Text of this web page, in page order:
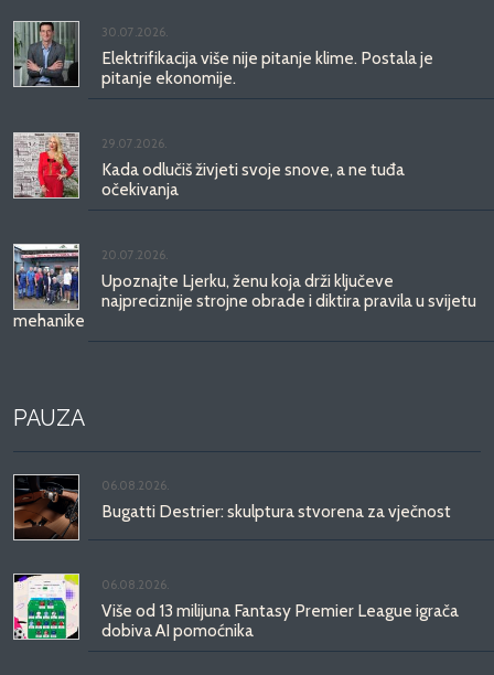
30.07.2026.
Elektrifikacija više nije pitanje klime. Postala je
pitanje ekonomije.
29.07.2026.
Kada odlučiš živjeti svoje snove, a ne tuđa
očekivanja
20.07.2026.
Upoznajte Ljerku, ženu koja drži ključeve
najpreciznije strojne obrade i diktira pravila u svijetu
mehanike
PAUZA
06.08.2026.
Bugatti Destrier: skulptura stvorena za vječnost
06.08.2026.
Više od 13 milijuna Fantasy Premier League igrača
dobiva AI pomoćnika